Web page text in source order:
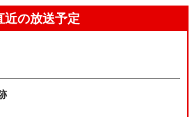
近の放送予定